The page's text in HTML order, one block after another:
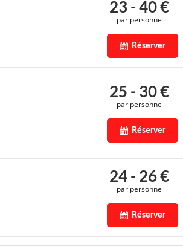
23 - 40€
par personne
Réserver
25 - 30€
par personne
Réserver
24 - 26€
par personne
Réserver